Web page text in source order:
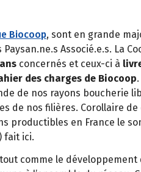
Biocoop, sont en grande
Associé.e.s. La
concernés et ceux-ci à
des charges de Biocoop
de nos rayons boucherie
de nos filières. Corollaire
productibles en France le
fait ici.
comme le développement